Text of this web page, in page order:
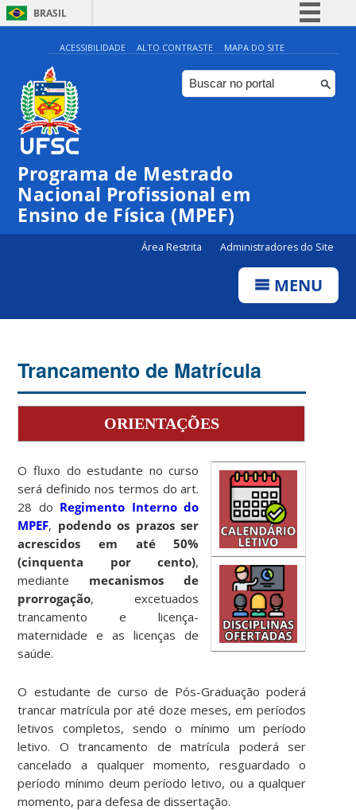
BRASIL
Simplifique!
Comunica BR
Participe
ACESSIBILIDADE ALTO CONTRASTE MAPA DO SITE
Programa de Mestrado
Nacional Profissional em
Ensino de Física (MPEF)
Área Restrita Administradores do Site
MENU
Trancamento de Matrícula
ORIENTAÇÕES
O fluxo do estudante no curso
será definido nos termos do art.
28 do Regimento Interno do
MPEF, podendo os prazos ser
acrescidos em até 50%
(cinquenta por cento),
mediante mecanismos de
prorrogação, excetuados
trancamento e licença-
maternidade e as licenças de
saúde.
O estudante de curso de Pós-Graduação poderá
trancar matrícula por até doze meses, em períodos
letivos completos, sendo o mínimo um período
letivo. O trancamento de matrícula poderá ser
cancelado a qualquer momento, resguardado o
período mínimo deum período letivo, ou a qualquer
momento, para defesa de dissertação.